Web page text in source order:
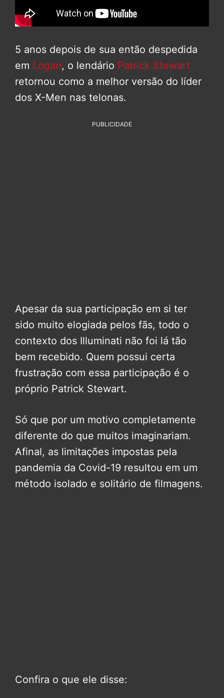
5 anos depois de sua então despedida
em Logan, o lendário Patrick Stewart
retornou como a melhor versão do líder
dos X-Men nas telonas.
PUBLICIDADE
Apesar da sua participação em si ter
sido muito elogiada pelos fãs, todo o
contexto dos Illuminati não foi lá tão
bem recebido. Quem possui certa
frustração com essa participação é o
próprio Patrick Stewart.
Só que por um motivo completamente
diferente do que muitos imaginariam.
Afinal, as limitações impostas pela
pandemia da Covid-19 resultou em um
método isolado e solitário de filmagens.
Confira o que ele disse: